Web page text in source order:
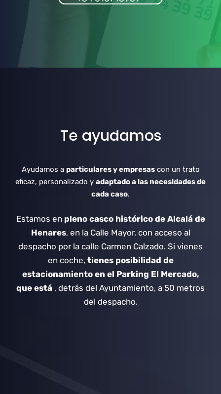
Te ayudamos
Ayudamos a particulares y empresascon un trato
eficaz, personalizado y adaptado a las necesidades de
cada caso.
Estamos en pleno casco histórico de Alcalá de
Henares, en la Calle Mayor, con acceso al
despacho por la calle Carmen Calzado. Si vienes
en coche, tienes posibilidad de
estacionamiento en el Parking El Mercado,
que está , detrás del Ayuntamiento, a 50 metros
del despacho.